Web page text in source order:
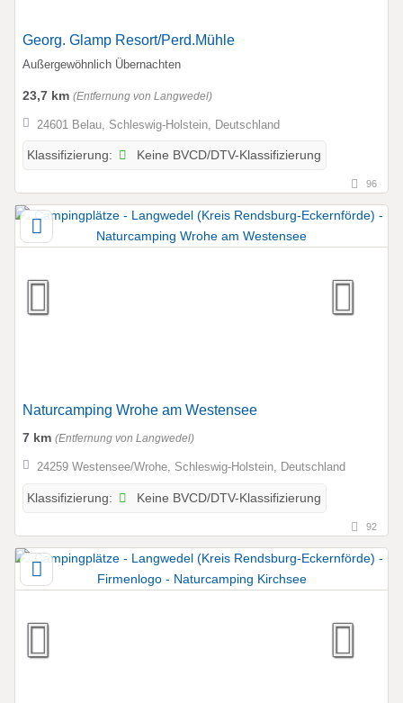
Georg. Glamp Resort/Perd.Mühle
Außergewöhnlich Übernachten
23,7 km (Entfernung von Langwedel)
24601 Belau, Schleswig-Holstein, Deutschland
Klassifizierung: Keine BVCD/DTV-Klassifizierung
96
Naturcamping Wrohe am Westensee
7 km (Entfernung von Langwedel)
24259 Westensee/Wrohe, Schleswig-Holstein, Deutschland
Klassifizierung: Keine BVCD/DTV-Klassifizierung
92